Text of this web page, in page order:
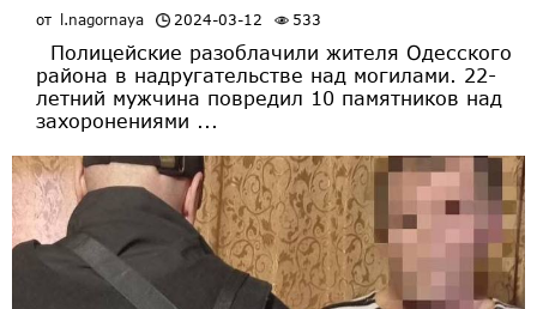
от l.nagornaya 2024-03-12 533
Полицейские разоблачили жителя Одесского
района в надругательстве над могилами. 22-
летний мужчина повредил 10 памятников над
захоронениями ...